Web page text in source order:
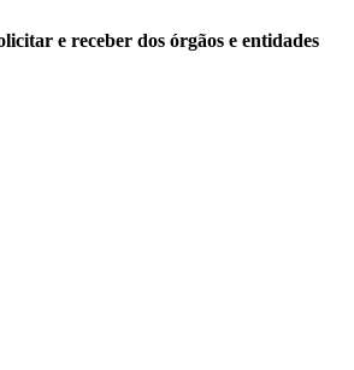
e receber dos órgãos e entidades